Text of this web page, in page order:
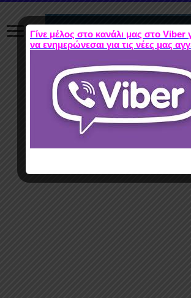
Γίνε μέλος στο κανάλι μας στο Viber
να ενημερώνεσαι για τις νέες μας